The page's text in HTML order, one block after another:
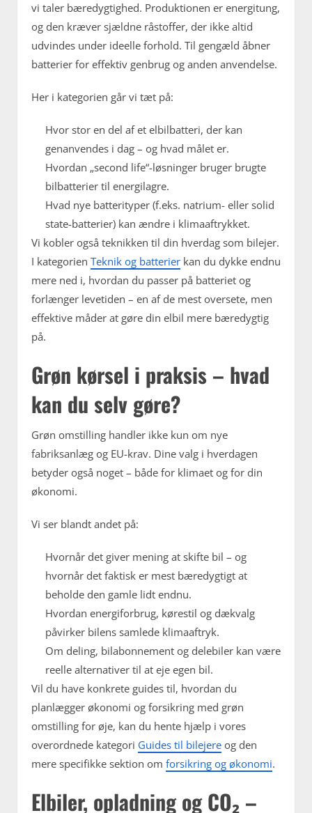
vi taler bæredygtighed. Produktionen er energitung,
og den kræver sjældne råstoffer, der ikke altid
udvindes under ideelle forhold. Til gengæld åbner
batterier for effektiv genbrug og anden anvendelse.
Her i kategorien går vi tæt på:
Hvor stor en del af et elbilbatteri, der kan
genanvendes i dag – og hvad målet er.
Hvordan „second life“-løsninger bruger brugte
bilbatterier til energilagre.
Hvad nye batterityper (f.eks. natrium- eller solid
state-batterier) kan ændre i klimaaftrykket.
Vi kobler også teknikken til din hverdag som bilejer.
I kategorien Teknik og batterier kan du dykke endnu
mere ned i, hvordan du passer på batteriet og
forlænger levetiden – en af de mest oversete, men
effektive måder at gøre din elbil mere bæredygtig
på.
Grøn kørsel i praksis – hvad
kan du selv gøre?
Grøn omstilling handler ikke kun om nye
fabriksanlæg og EU-krav. Dine valg i hverdagen
betyder også noget – både for klimaet og for din
økonomi.
Vi ser blandt andet på:
Hvornår det giver mening at skifte bil – og
hvornår det faktisk er mest bæredygtigt at
beholde den gamle lidt endnu.
Hvordan energiforbrug, kørestil og dækvalg
påvirker bilens samlede klimaaftryk.
Om deling, bilabonnement og delebiler kan være
reelle alternativer til at eje egen bil.
Vil du have konkrete guides til, hvordan du
planlægger økonomi og forsikring med grøn
omstilling for øje, kan du hente hjælp i vores
overordnede kategori Guides til bilejere og den
mere specifikke sektion om forsikring og økonomi.
Elbiler, opladning og CO₂ –